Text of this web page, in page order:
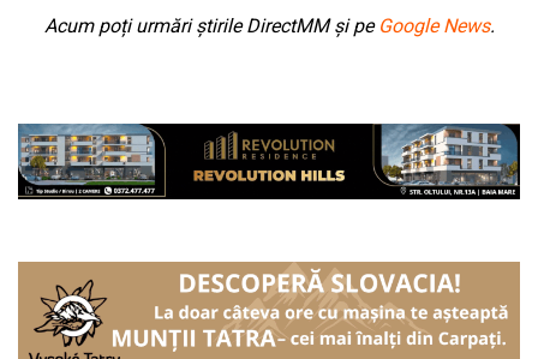
Acum poți urmări știrile DirectMM și pe Google News.